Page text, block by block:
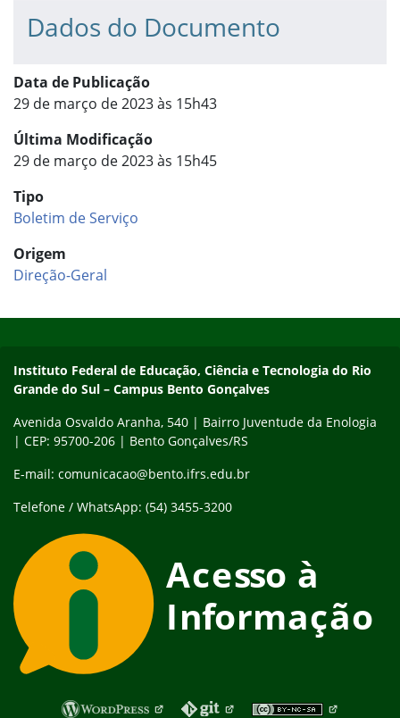
Dados do Documento
Data de Publicação
29 de março de 2023 às 15h43
Última Modificação
29 de março de 2023 às 15h45
Tipo
Boletim de Serviço
Origem
Direção-Geral
Contato
Instituto Federal de Educação, Ciência e Tecnologia do Rio
Grande do Sul – Campus Bento Gonçalves
Avenida Osvaldo Aranha, 540 | Bairro Juventude da Enologia
| CEP: 95700-206 | Bento Gonçalves/RS
E-mail: comunicacao@bento.ifrs.edu.br
Telefone / WhatsApp: (54) 3455-3200